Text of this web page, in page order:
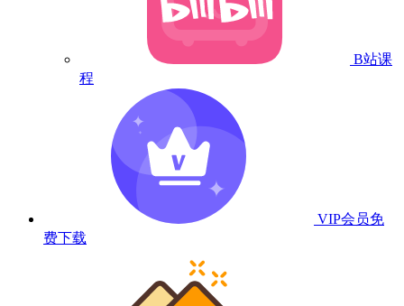
B站课
程
VIP会员免
费下载